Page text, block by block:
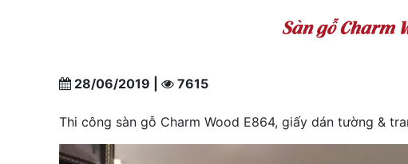
Sàn gỗ Charm
28/06/2019 | 7615
Thi công sàn gỗ Charm Wood E864, giấy dán tường &